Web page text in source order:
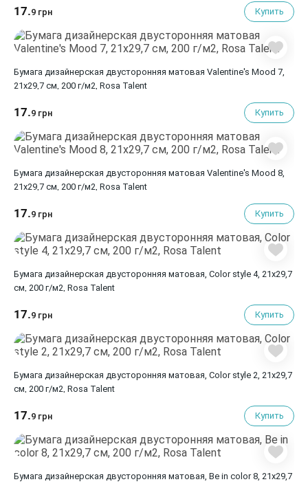
17.9 грн Купить
Бумага дизайнерская двусторонняя матовая Valentine's Mood 7,
21х29,7 см, 200 г/м2, Rosa Talent
17.9 грн Купить
Бумага дизайнерская двусторонняя матовая Valentine's Mood 8,
21х29,7 см, 200 г/м2, Rosa Talent
17.9 грн Купить
Бумага дизайнерская двусторонняя матовая, Color style 4, 21х29,7
см, 200 г/м2, Rosa Talent
17.9 грн Купить
Бумага дизайнерская двусторонняя матовая, Color style 2, 21х29,7
см, 200 г/м2, Rosa Talent
17.9 грн Купить
Бумага дизайнерская двусторонняя матовая, Be in color 8, 21х29,7